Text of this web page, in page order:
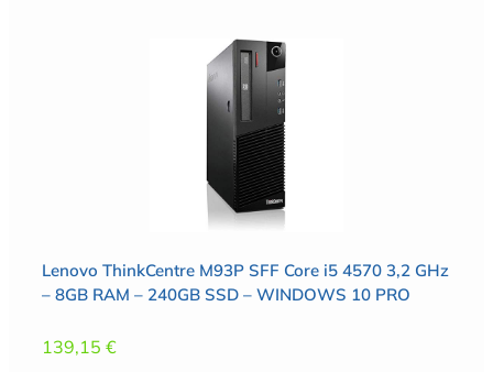
Lenovo ThinkCentre M93P SFF Core i5 4570 3,2 GHz
– 8GB RAM – 240GB SSD – WINDOWS 10 PRO
139,15 €